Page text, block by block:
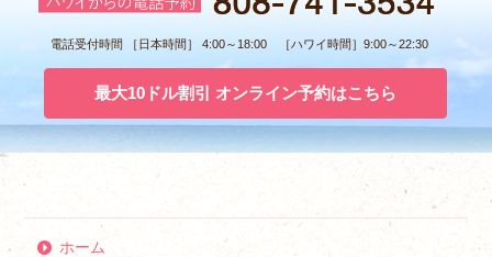
電話受付時間 ［日本時間］ 4:00～18:00 ［ハワイ時間］9:00～22:30
最大10ドル割引 オンライン予約はこちら
ホーム